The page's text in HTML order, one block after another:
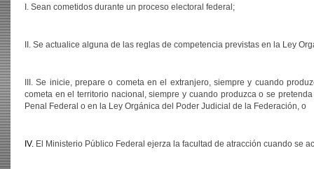
I. Sean cometidos durante un proceso electoral federal;
II. Se actualice alguna de las reglas de competencia previstas en la Ley
III. Se inicie, prepare o cometa en el extranjero, siempre y cuando
cometa en el territorio nacional, siempre y cuando produzca o se
Penal Federal o en la Ley Orgánica del Poder Judicial de la Federación, o
IV. El Ministerio Público Federal ejerza la facultad de atracción cuando se